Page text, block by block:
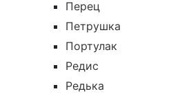
Перец
Петрушка
Портулак
Редис
Редька